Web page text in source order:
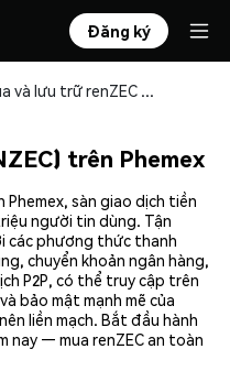
Đăng ký
Mua và lưu trữ renZEC (RENZEC) an toàn
trên Phemex
Phemex, sàn giao dịch tiền
người tin dùng. Tận
các phương thức thanh
chuyển khoản ngân hàng,
P2P, có thể truy cập trên
bảo mật mạnh mẽ của
liền mạch. Bắt đầu hành
nay — mua renZEC an toàn